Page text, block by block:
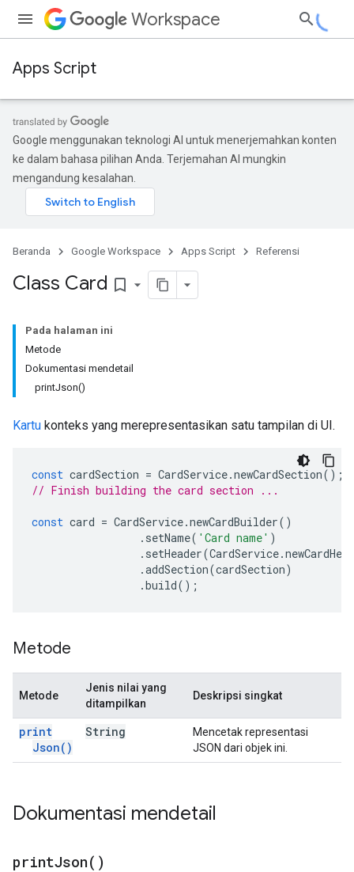
Workspace
Apps Script
Google menggunakan teknologi AI untuk menerjemahkan konten
ke dalam bahasa pilihan Anda. Terjemahan AI mungkin
mengandung kesalahan.
Beranda Google Workspace Apps Script Referensi
Class Card bookmark_border
Pada halaman ini
Metode
Dokumentasi mendetail
printJson()
Kartu konteks yang merepresentasikan satu tampilan di UI.
const cardSection = CardService.newCardSection();
// Finish building the card section ...
const card = CardService.newCardBuilder()
. setName( 'Card name' )
. setHeader(CardService.
.addSection(cardSection)
.build();
Metode
Metode
Jenis nilai yang
ditampilkan
Deskripsi singkat
print
Json( )
String
Mencetak representasi
JSON dari objek ini.
Dokumentasi mendetail
printJson( )